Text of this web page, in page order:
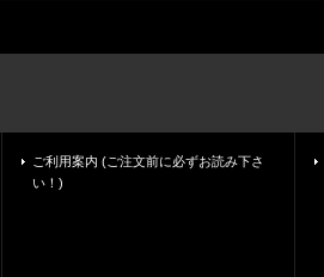
ご利用案内 (ご注文前に必ずお読み下さ
い！)